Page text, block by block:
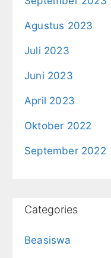
Agustus 2023
Juli 2023
Juni 2023
April 2023
Oktober 2022
September 2022
Categories
Beasiswa